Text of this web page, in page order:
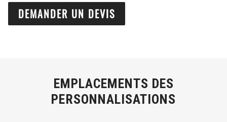
DEMANDER UN DEVIS
EMPLACEMENTS DES
PERSONNALISATIONS